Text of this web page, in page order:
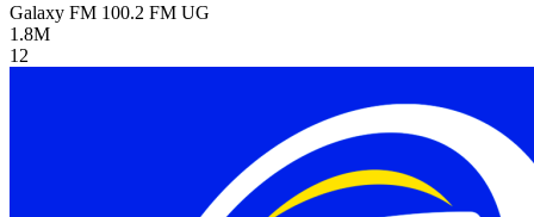
Galaxy FM 100.2 FM UG
1.8M
12